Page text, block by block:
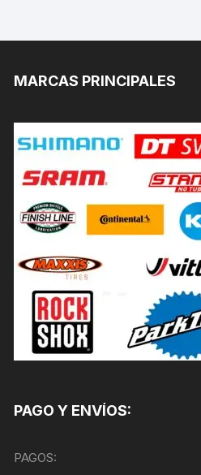
MARCAS PRINCIPALES
PAGO Y ENVÍOS:
PAGOS: